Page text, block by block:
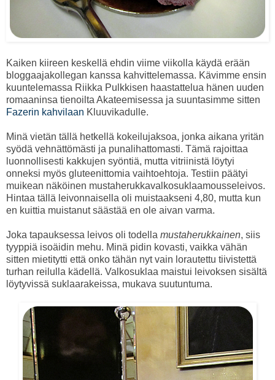
Kaiken kiireen keskellä ehdin viime viikolla käydä erään
bloggaajakollegan kanssa kahvittelemassa. Kävimme ensin
kuuntelemassa Riikka Pulkkisen haastattelua hänen uuden
romaaninsa tienoilta Akateemisessa ja suuntasimme sitten
Fazerin kahvilaan Kluuvikadulle.
Minä vietän tällä hetkellä kokeilujaksoa, jonka aikana yritän
syödä vehnättömästi ja punalihattomasti. Tämä rajoittaa
luonnollisesti kakkujen syöntiä, mutta vitriinistä löytyi
onneksi myös gluteenittomia vaihtoehtoja. Testiin päätyi
muikean näköinen mustaherukkavalkosuklaamousseleivos.
Hintaa tällä leivonnaisella oli muistaakseni 4,80, mutta kun
en kuittia muistanut säästää en ole aivan varma.
Joka tapauksessa leivos oli todella mustaherukkainen, siis
tyyppiä isoäidin mehu. Minä pidin kovasti, vaikka vähän
sitten mietitytti että onko tähän nyt vain lorautettu tiivistettä
turhan reilulla kädellä. Valkosuklaa maistui leivoksen sisältä
löytyvissä suklaarakeissa, mukava suutuntuma.